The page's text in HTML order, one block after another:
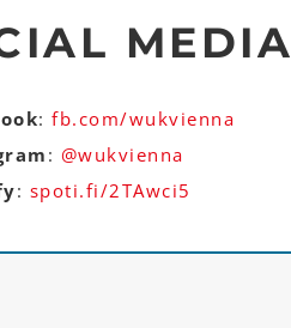
MEDIA
: fb.com/wukvienna
: @wukvienna
: spoti.fi/2TAwci5